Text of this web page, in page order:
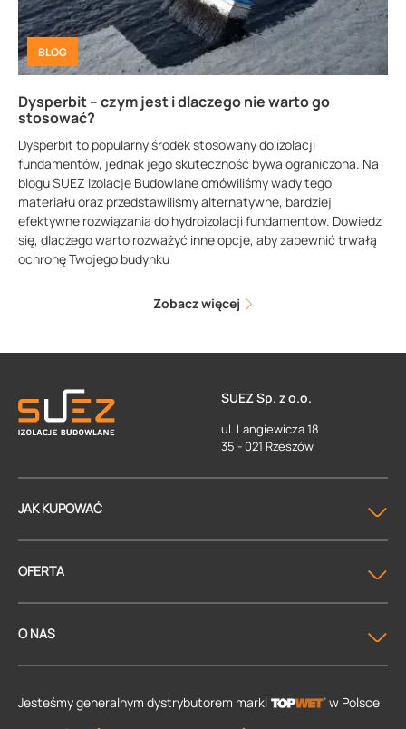
BLOG
Dysperbit – czym jest i dlaczego nie warto go
stosować?
Dysperbit to popularny środek stosowany do izolacji
fundamentów, jednak jego skuteczność bywa ograniczona. Na
blogu SUEZ Izolacje Budowlane omówiliśmy wady tego
materiału oraz przedstawiliśmy alternatywne, bardziej
efektywne rozwiązania do hydroizolacji fundamentów. Dowiedz
się, dlaczego warto rozważyć inne opcje, aby zapewnić trwałą
ochronę Twojego budynku
Zobacz więcej
SUEZ Sp. z o.o.
ul. Langiewicza 18
35 - 021 Rzeszów
JAK KUPOWAĆ
OFERTA
O NAS
Jesteśmy generalnym dystrybutorem marki w Polsce